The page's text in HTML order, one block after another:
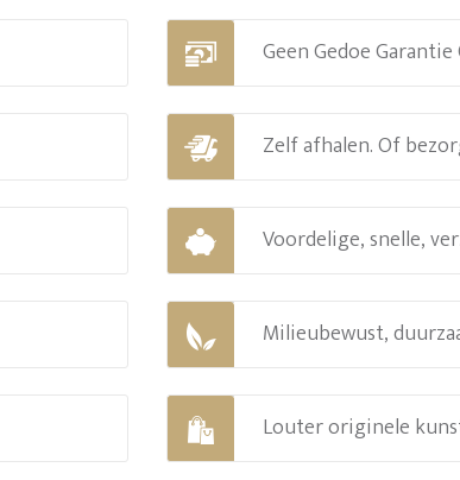
Geen Gedoe
Zelf afhalen. Of
Voordelige, snelle,
Milieubewust,
Louter originele